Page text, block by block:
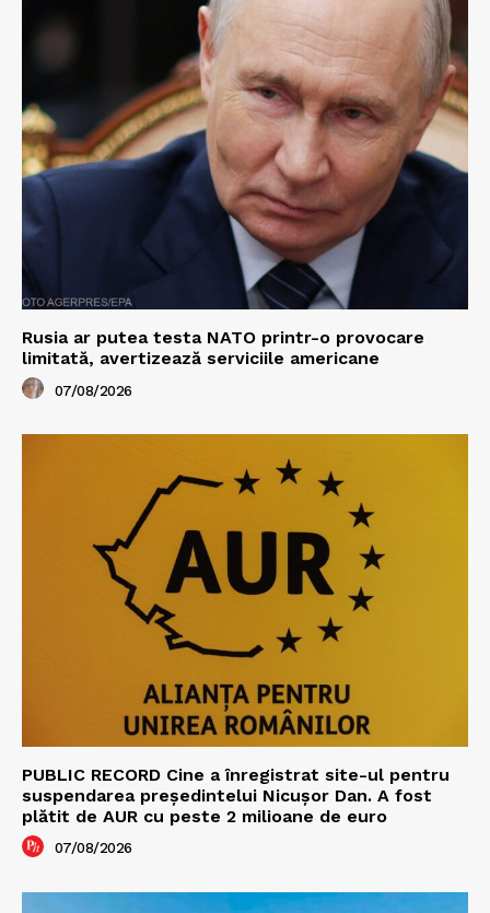
Rusia ar putea testa NATO printr-o provocare
limitată, avertizează serviciile americane
07/08/2026
PUBLIC RECORD Cine a înregistrat site-ul pentru
suspendarea președintelui Nicușor Dan. A fost
plătit de AUR cu peste 2 milioane de euro
07/08/2026